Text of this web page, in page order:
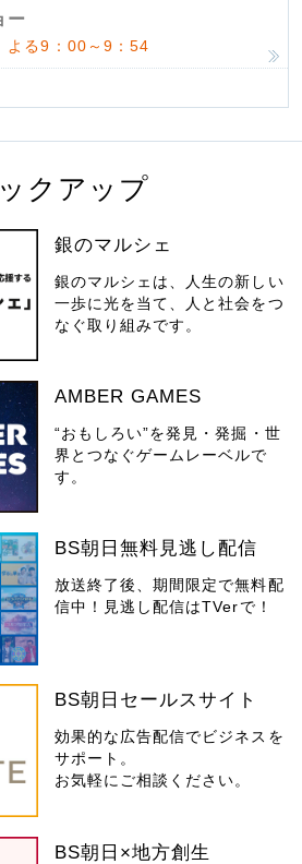
ー
よる9：00～9：54
クアップ
銀のマルシェ
銀のマルシェは、人生の新しい
一歩に光を当て、人と社会をつ
なぐ取り組みです。
AMBER GAMES
“おもしろい”を発見・発掘・世
界とつなぐゲームレーベルで
す。
BS朝日無料見逃し配信
放送終了後、期間限定で無料配
信中！見逃し配信はTVerで！
BS朝日セールスサイト
効果的な広告配信でビジネスを
サポート。
お気軽にご相談ください。
BS朝日×地方創生